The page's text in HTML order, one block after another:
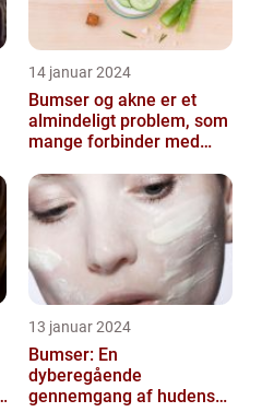
14 januar 2024
Bumser og akne er et
almindeligt problem, som
mange forbinder med
13 januar 2024
Bumser: En
dyberegående
gennemgang af hudens